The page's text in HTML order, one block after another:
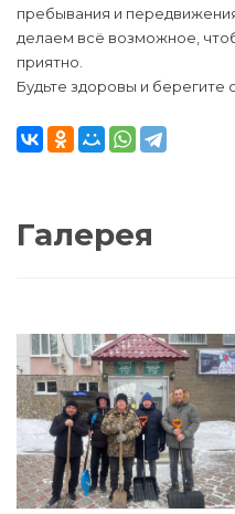
пребывания и
делаем всё возможное,
приятно.
Будьте здоровы и берегите
Галерея